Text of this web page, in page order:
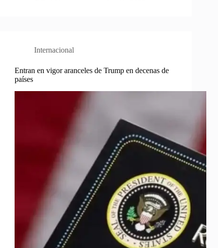
Internacional
Entran en vigor aranceles de Trump en decenas de
países